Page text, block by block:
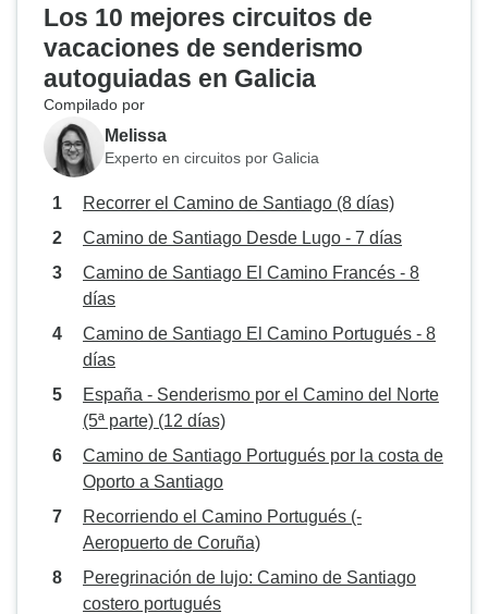
Los 10 mejores circuitos de
vacaciones de senderismo
autoguiadas en Galicia
Compilado por
Melissa
Experto en circuitos por Galicia
Recorrer el Camino de Santiago (8 días)
Camino de Santiago Desde Lugo - 7 días
Camino de Santiago El Camino Francés - 8
días
Camino de Santiago El Camino Portugués - 8
días
España - Senderismo por el Camino del Norte
(5ª parte) (12 días)
Camino de Santiago Portugués por la costa de
Oporto a Santiago
Recorriendo el Camino Portugués (-
Aeropuerto de Coruña)
Peregrinación de lujo: Camino de Santiago
costero portugués